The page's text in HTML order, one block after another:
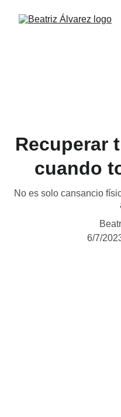
Recuperar
cuando
No es solo cansancio
6/7/